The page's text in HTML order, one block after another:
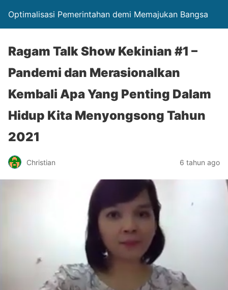
Optimalisasi Pemerintahan demi Memajukan Bangsa
Ragam Talk Show Kekinian #1 –
Pandemi dan Merasionalkan
Kembali Apa Yang Penting Dalam
Hidup Kita Menyongsong Tahun
2021
Christian 6 tahun ago